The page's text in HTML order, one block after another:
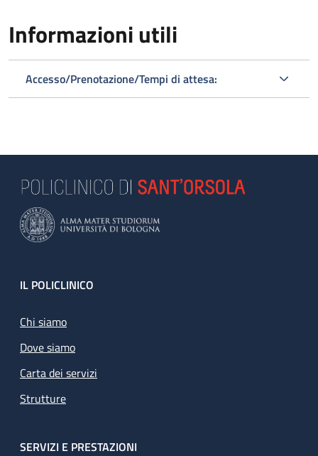
Informazioni utili
Accesso/Prenotazione/Tempi di attesa:
Footer
IL POLICLINICO
Chi siamo
Dove siamo
Carta dei servizi
Strutture
SERVIZI E PRESTAZIONI